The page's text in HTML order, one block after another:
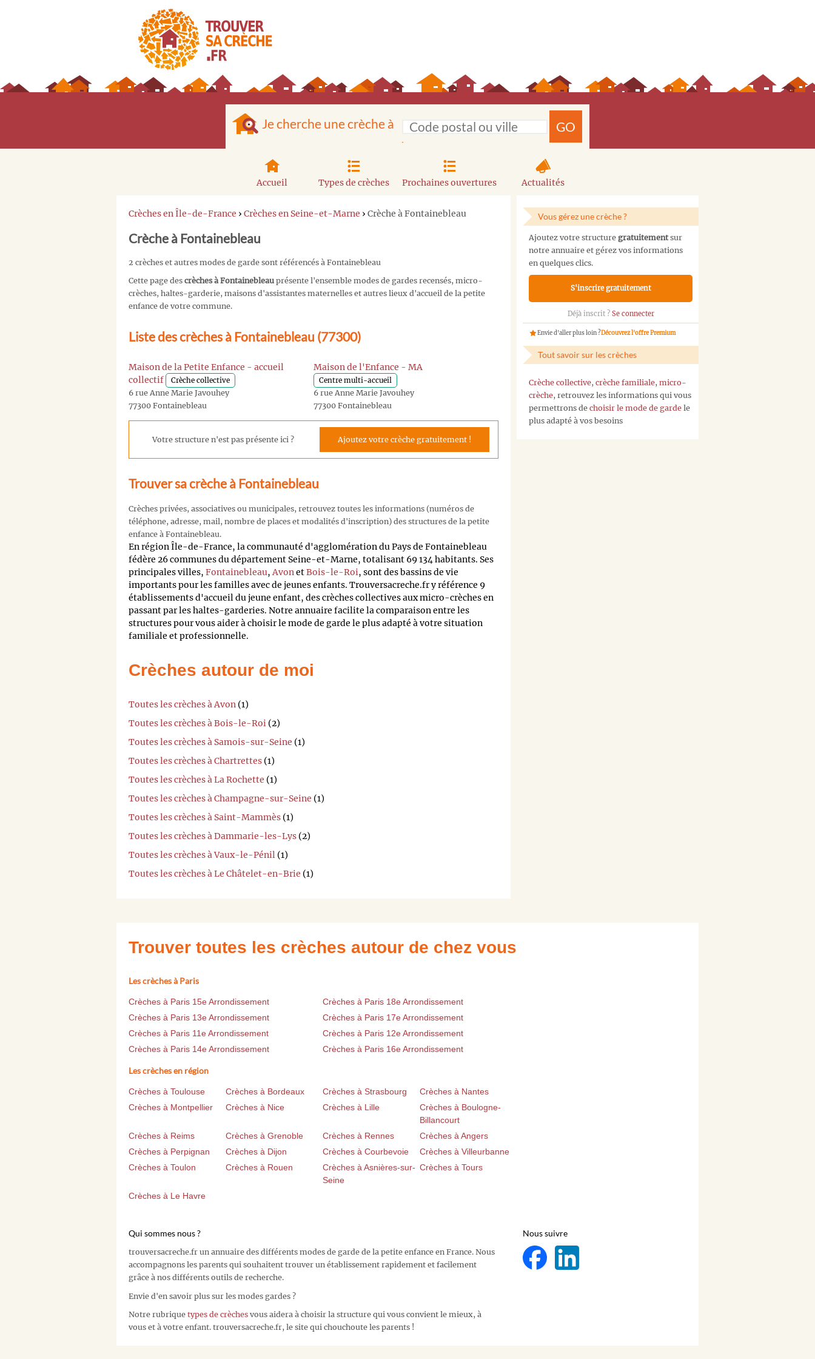
Je cherche une crèche à GO
Accueil Types de crèches Prochaines ouvertures Actualités
Crèches en Île-de-France › Crèches en Seine-et-Marne › Crèche à Fontainebleau
Crèche à Fontainebleau
2 crèches et autres modes de garde sont référencés à Fontainebleau
Cette page des crèches à Fontainebleau présente l'ensemble modes de gardes recensés, micro-
crèches, haltes-garderie, maisons d'assistantes maternelles et autres lieux d'accueil de la petite
enfance de votre commune.
Liste des crèches à Fontainebleau (77300)
Maison de la Petite Enfance - accueil
collectif
Crèche collective
6 rue Anne Marie Javouhey
77300 Fontainebleau
Maison de l'Enfance - MA
Centre multi-accueil
6 rue Anne Marie Javouhey
77300 Fontainebleau
Votre structure n'est pas présente ici ? Ajoutez votre crèche gratuitement !
Trouver sa crèche à Fontainebleau
Crèches privées, associatives ou municipales, retrouvez toutes les informations (numéros de
téléphone, adresse, mail, nombre de places et modalités d'inscription) des structures de la petite
enfance à Fontainebleau.
En région Île-de-France, la communauté d'agglomération du Pays de Fontainebleau
fédère 26 communes du département Seine-et-Marne, totalisant 69 134 habitants. Ses
principales villes, Fontainebleau,AvonetBois-le-Roi, sont des bassins de vie
importants pour les familles avec de jeunes enfants. Trouversacreche.fr y référence 9
établissements d'accueil du jeune enfant, des crèches collectives aux micro-crèches en
passant par les haltes-garderies. Notre annuaire facilite la comparaison entre les
structures pour vous aider à choisir le mode de garde le plus adapté à votre situation
familiale et professionnelle.
Crèches autour de moi
Toutes les crèches à Avon (1)
Toutes les crèches à Bois-le-Roi (2)
Toutes les crèches à Samois-sur-Seine (1)
Toutes les crèches à Chartrettes (1)
Toutes les crèches à La Rochette (1)
Toutes les crèches à Champagne-sur-Seine (1)
Toutes les crèches à Saint-Mammès (1)
Toutes les crèches à Dammarie-les-Lys (2)
Toutes les crèches à Vaux-le-Pénil (1)
Toutes les crèches à Le Châtelet-en-Brie (1)
Vous gérez une crèche ?
Ajoutez votre structure gratuitementsur
notre annuaire et gérez vos informations
en quelques clics.
S'inscrire gratuitement
Déjà inscrit ? Se connecter
Envie d'aller plus loin ?Découvrez l'offre Premium
Tout savoir sur les crèches
Crèche collective, crèche familiale, micro-
crèche, retrouvez les informations qui vous
permettrons de choisir le mode de garde le
plus adapté à vos besoins
Trouver toutes les crèches autour de chez vous
Les crèches à Paris
Crèches à Paris 15e Arrondissement
Crèches à Paris 18e Arrondissement
Crèches à Paris 13e Arrondissement
Crèches à Paris 17e Arrondissement
Crèches à Paris 11e Arrondissement
Crèches à Paris 12e Arrondissement
Crèches à Paris 14e Arrondissement
Crèches à Paris 16e Arrondissement
Les crèches en région
Crèches à Toulouse Crèches à Bordeaux Crèches à Strasbourg
Crèches à Nantes
Crèches à Montpellier
Crèches à Nice Crèches à Lille
Crèches à Boulogne-
Billancourt
Crèches à Reims
Crèches à Grenoble Crèches à Rennes
Crèches à Angers
Crèches à Perpignan
Crèches à Dijon Crèches à Courbevoie
Crèches à Villeurbanne
Crèches à Toulon
Crèches à Rouen
Crèches à Asnières-sur-
Seine
Crèches à Tours
Crèches à Le Havre
Qui sommes nous ?
trouversacreche.fr un annuaire des différents modes de garde de la petite enfance en France. Nous
accompagnons les parents qui souhaitent trouver un établissement rapidement et facilement
grâce à nos différents outils de recherche.
Envie d'en savoir plus sur les modes gardes ?
Notre rubrique types de crèches vous aidera à choisir la structure qui vous convient le mieux, à
vous et à votre enfant. trouversacreche.fr, le site qui chouchoute les parents !
Nous suivre